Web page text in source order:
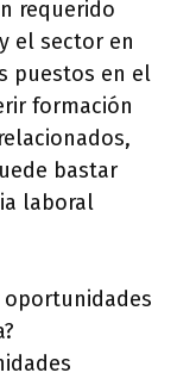
requerido
el sector en
puestos en el
formación
bastar
laboral
oportunidades